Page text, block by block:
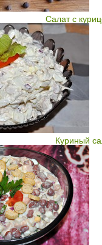
Салат с
Куриный